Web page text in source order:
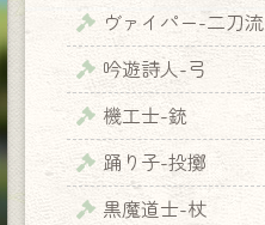
ヴァイパー-二刀流
吟遊詩人-弓
機工士-銃
踊り子-投擲
黒魔道士-杖